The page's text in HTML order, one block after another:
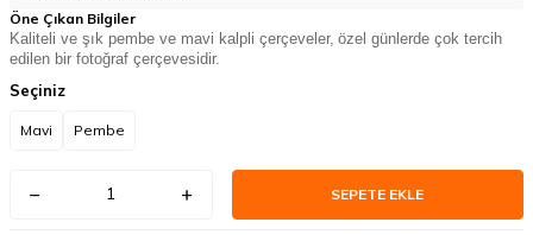
Öne Çıkan Bilgiler
Kaliteli ve şık pembe ve mavi kalpli çerçeveler, özel günlerde çok tercih
edilen bir fotoğraf çerçevesidir.
Seçiniz
Mavi Pembe
SEPETE EKLE